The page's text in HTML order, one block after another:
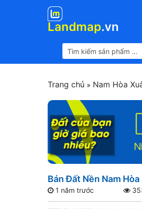
Landmap.vn
Trang chủ Nam Hòa
Bán Đất Nền Nam
1 năm trước